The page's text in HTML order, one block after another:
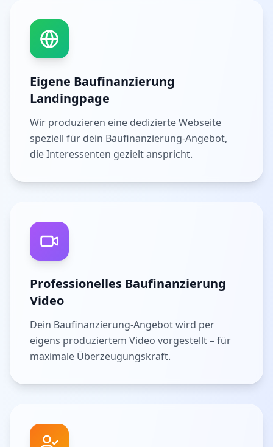
Eigene Baufinanzierung
Landingpage
Wir produzieren eine dedizierte Webseite
speziell für dein Baufinanzierung-Angebot,
die Interessenten gezielt anspricht.
Professionelles Baufinanzierung
Video
Dein Baufinanzierung-Angebot wird per
eigens produziertem Video vorgestellt – für
maximale Überzeugungskraft.